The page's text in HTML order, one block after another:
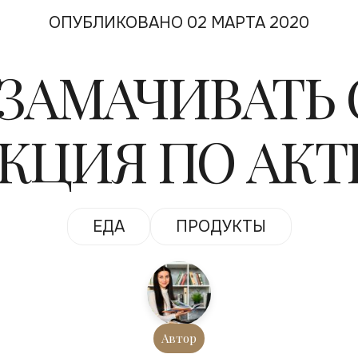
ОПУБЛИКОВАНО 02 МАРТА 2020
ПО
ЕДА ПРОДУКТЫ
Автор